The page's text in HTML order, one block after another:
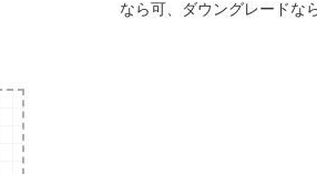
なら可、ダウングレードな